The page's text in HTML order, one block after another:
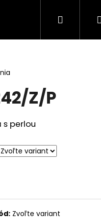
Novinka
Hľadať
Z/P
s perlou
Zvoľte variant